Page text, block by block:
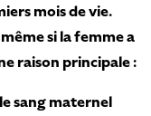
mois de vie.
si la femme a
raison principale :
sang maternel